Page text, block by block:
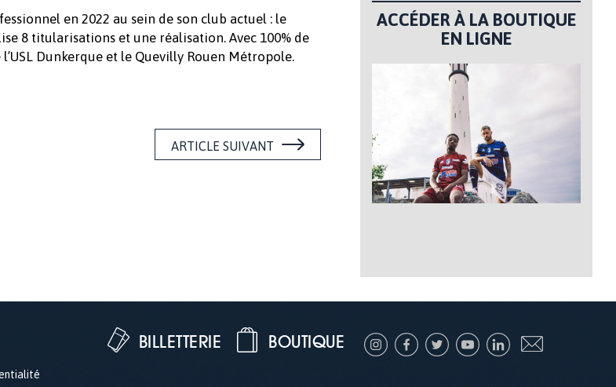
en 2022 au sein de son club actuel : le
8 titularisations et une réalisation. Avec 100% de
Dunkerque et le Quevilly Rouen Métropole.
ARTICLE SUIVANT
ACCÉDER À LA BOUTIQUE
EN LIGNE
BOUTIQUE
BILLETTERIE